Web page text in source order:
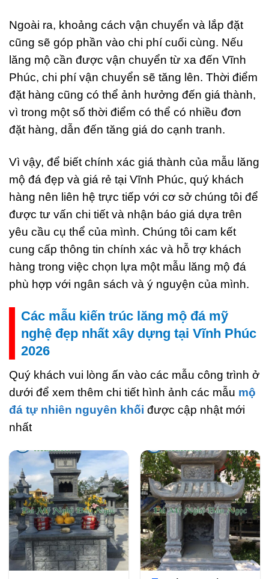
Ngoài ra, khoảng cách vận chuyển và lắp đặt
cũng sẽ góp phần vào chi phí cuối cùng. Nếu
lăng mộ cần được vận chuyển từ xa đến Vĩnh
Phúc, chi phí vận chuyển sẽ tăng lên. Thời điểm
đặt hàng cũng có thể ảnh hưởng đến giá thành,
vì trong một số thời điểm có thể có nhiều đơn
đặt hàng, dẫn đến tăng giá do cạnh tranh.
Vì vậy, để biết chính xác giá thành của mẫu lăng
mộ đá đẹp và giá rẻ tại Vĩnh Phúc, quý khách
hàng nên liên hệ trực tiếp với cơ sở chúng tôi để
được tư vấn chi tiết và nhận báo giá dựa trên
yêu cầu cụ thể của mình. Chúng tôi cam kết
cung cấp thông tin chính xác và hỗ trợ khách
hàng trong việc chọn lựa một mẫu lăng mộ đá
phù hợp với ngân sách và ý nguyện của mình.
Các mẫu kiến trúc lăng mộ đá mỹ
nghệ đẹp nhất xây dựng tại Vĩnh Phúc
2026
Quý khách vui lòng ấn vào các mẫu công trình ở
dưới để xem thêm chi tiết hình ảnh các mẫu mộ
đá tự nhiên nguyên khối được cập nhật mới
nhất